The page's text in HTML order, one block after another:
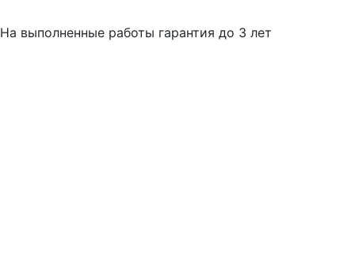
На выполненные работы гарантия до 3 лет